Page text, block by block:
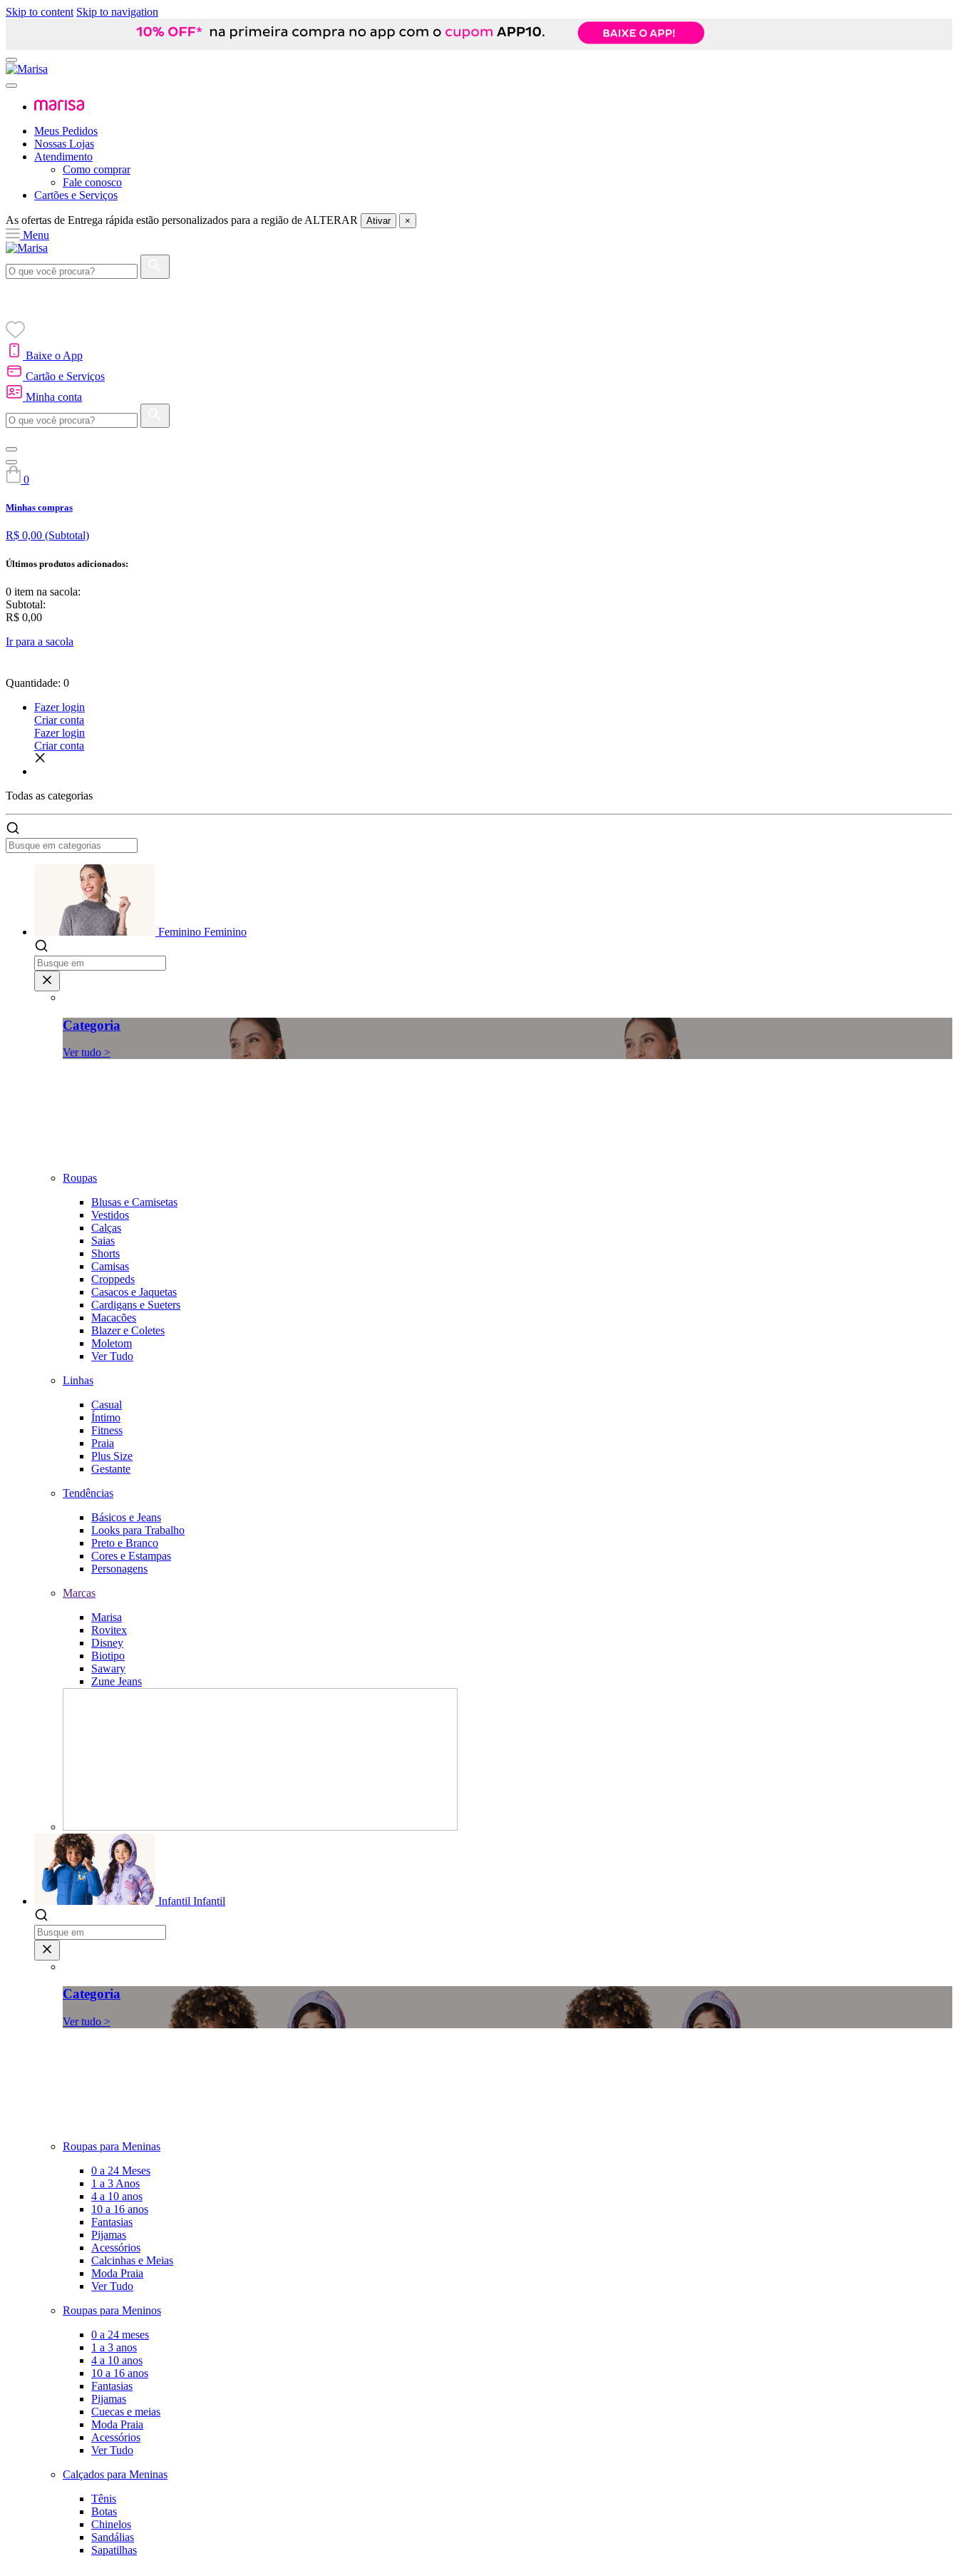
Skip to content Skip to navigation
Meus Pedidos
Nossas Lojas
Atendimento
Como comprar
Fale conosco
Cartões e Serviços
As ofertas de Entrega rápida estão personalizados para a região de ALTERAR Ativar ×
Menu
Baixe o App
Cartão e Serviços
Minha conta
0
Minhas compras
R$ 0,00 (Subtotal)
Últimos produtos adicionados:
0 item na sacola:
Subtotal:
R$ 0,00
Ir para a sacola
Quantidade: 0
Fazer login
Criar conta
Fazer login
Criar conta
Todas as categorias
Feminino Feminino
Categoria
Ver tudo >
Roupas
Blusas e Camisetas
Vestidos
Calças
Saias
Shorts
Camisas
Croppeds
Casacos e Jaquetas
Cardigans e Sueters
Macacões
Blazer e Coletes
Moletom
Ver Tudo
Linhas
Casual
Íntimo
Fitness
Praia
Plus Size
Gestante
Tendências
Básicos e Jeans
Looks para Trabalho
Preto e Branco
Cores e Estampas
Personagens
Marcas
Marisa
Rovitex
Disney
Biotipo
Sawary
Zune Jeans
Infantil Infantil
Categoria
Ver tudo >
Roupas para Meninas
0 a 24 Meses
1 a 3 Anos
4 a 10 anos
10 a 16 anos
Fantasias
Pijamas
Acessórios
Calcinhas e Meias
Moda Praia
Ver Tudo
Roupas para Meninos
0 a 24 meses
1 a 3 anos
4 a 10 anos
10 a 16 anos
Fantasias
Pijamas
Cuecas e meias
Moda Praia
Acessórios
Ver Tudo
Calçados para Meninas
Tênis
Botas
Chinelos
Sandálias
Sapatilhas